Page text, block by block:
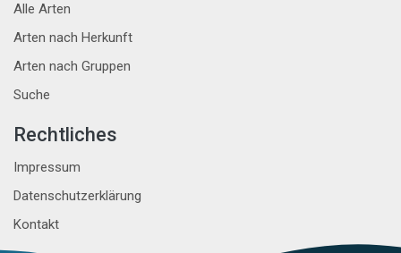
Alle Arten
Arten nach Herkunft
Arten nach Gruppen
Suche
Rechtliches
Impressum
Datenschutzerklärung
Kontakt